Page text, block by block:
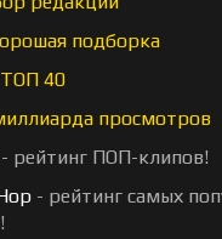
подборка
40
просмотров
- рейтинг ПОП-клипов!
- рейтинг самых